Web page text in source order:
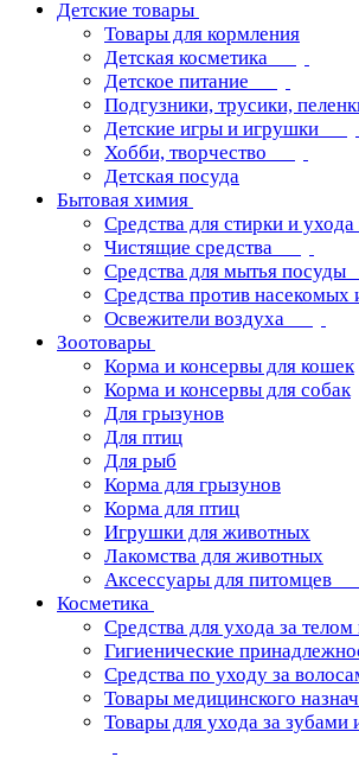
Детские товары
Товары для кормления
Детская косметика
Детское питание
Подгузники, трусики,
Детские игры и игрушки
Хобби, творчество
Детская посуда
Бытовая химия
Средства для стирки и ухода
Чистящие средства
Средства для мытья посуды
Средства против насекомых
Освежители воздуха
Зоотовары
Корма и консервы для кошек
Корма и консервы для собак
Для грызунов
Для птиц
Для рыб
Корма для грызунов
Корма для птиц
Игрушки для животных
Лакомства для животных
Аксессуары для питомцев
Косметика
Средства для ухода за
Гигиенические
Средства по уходу за
Товары медицинского
Товары для ухода за зубами